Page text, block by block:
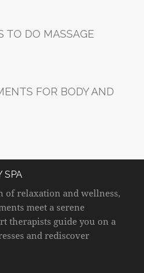
TO DO MASSAGE
FOR BODY AND
SPA
of relaxation and wellness,
meet a serene
therapists guide you on a
and rediscover